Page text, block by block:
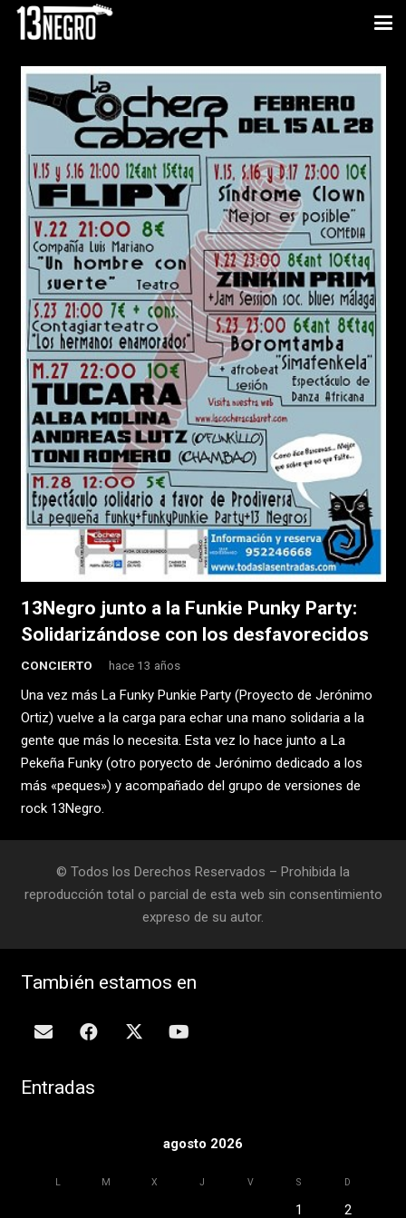
13Negro junto a la Funkie Punky Party:
Solidarizándose con los desfavorecidos
CONCIERTO hace 13 años
Una vez más La Funky Punkie Party (Proyecto de Jerónimo
Ortiz) vuelve a la carga para echar una mano solidaria a la
gente que más lo necesita. Esta vez lo hace junto a La
Pekeña Funky (otro poryecto de Jerónimo dedicado a los
más «peques») y acompañado del grupo de versiones de
rock 13Negro.
© Todos los Derechos Reservados – Prohibida la
reproducción total o parcial de esta web sin consentimiento
expreso de su autor.
También estamos en
Entradas
agosto 2026
L M X J V S D
1 2